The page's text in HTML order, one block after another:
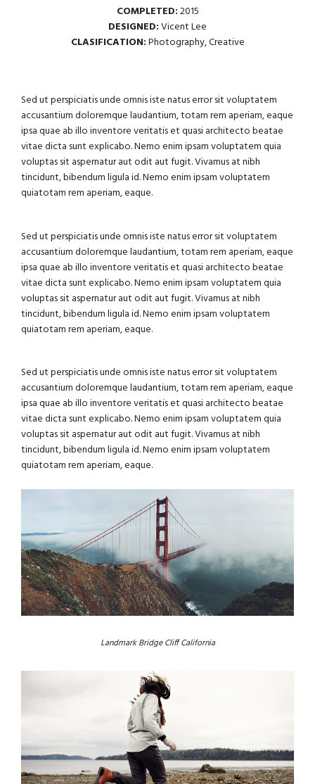
COMPLETED:2015
DESIGNED:Vicent Lee
CLASIFICATION:Photography, Creative
Sed ut perspiciatis unde omnis iste natus error sit voluptatem
accusantium doloremque laudantium, totam rem aperiam, eaque
ipsa quae ab illo inventore veritatis et quasi architecto beatae
vitae dicta sunt explicabo. Nemo enim ipsam voluptatem quia
voluptas sit aspernatur aut odit aut fugit. Vivamus at nibh
tincidunt, bibendum ligula id. Nemo enim ipsam voluptatem
quiatotam rem aperiam, eaque.
Sed ut perspiciatis unde omnis iste natus error sit voluptatem
accusantium doloremque laudantium, totam rem aperiam, eaque
ipsa quae ab illo inventore veritatis et quasi architecto beatae
vitae dicta sunt explicabo. Nemo enim ipsam voluptatem quia
voluptas sit aspernatur aut odit aut fugit. Vivamus at nibh
tincidunt, bibendum ligula id. Nemo enim ipsam voluptatem
quiatotam rem aperiam, eaque.
Sed ut perspiciatis unde omnis iste natus error sit voluptatem
accusantium doloremque laudantium, totam rem aperiam, eaque
ipsa quae ab illo inventore veritatis et quasi architecto beatae
vitae dicta sunt explicabo. Nemo enim ipsam voluptatem quia
voluptas sit aspernatur aut odit aut fugit. Vivamus at nibh
tincidunt, bibendum ligula id. Nemo enim ipsam voluptatem
quiatotam rem aperiam, eaque.
Landmark Bridge Cliff California